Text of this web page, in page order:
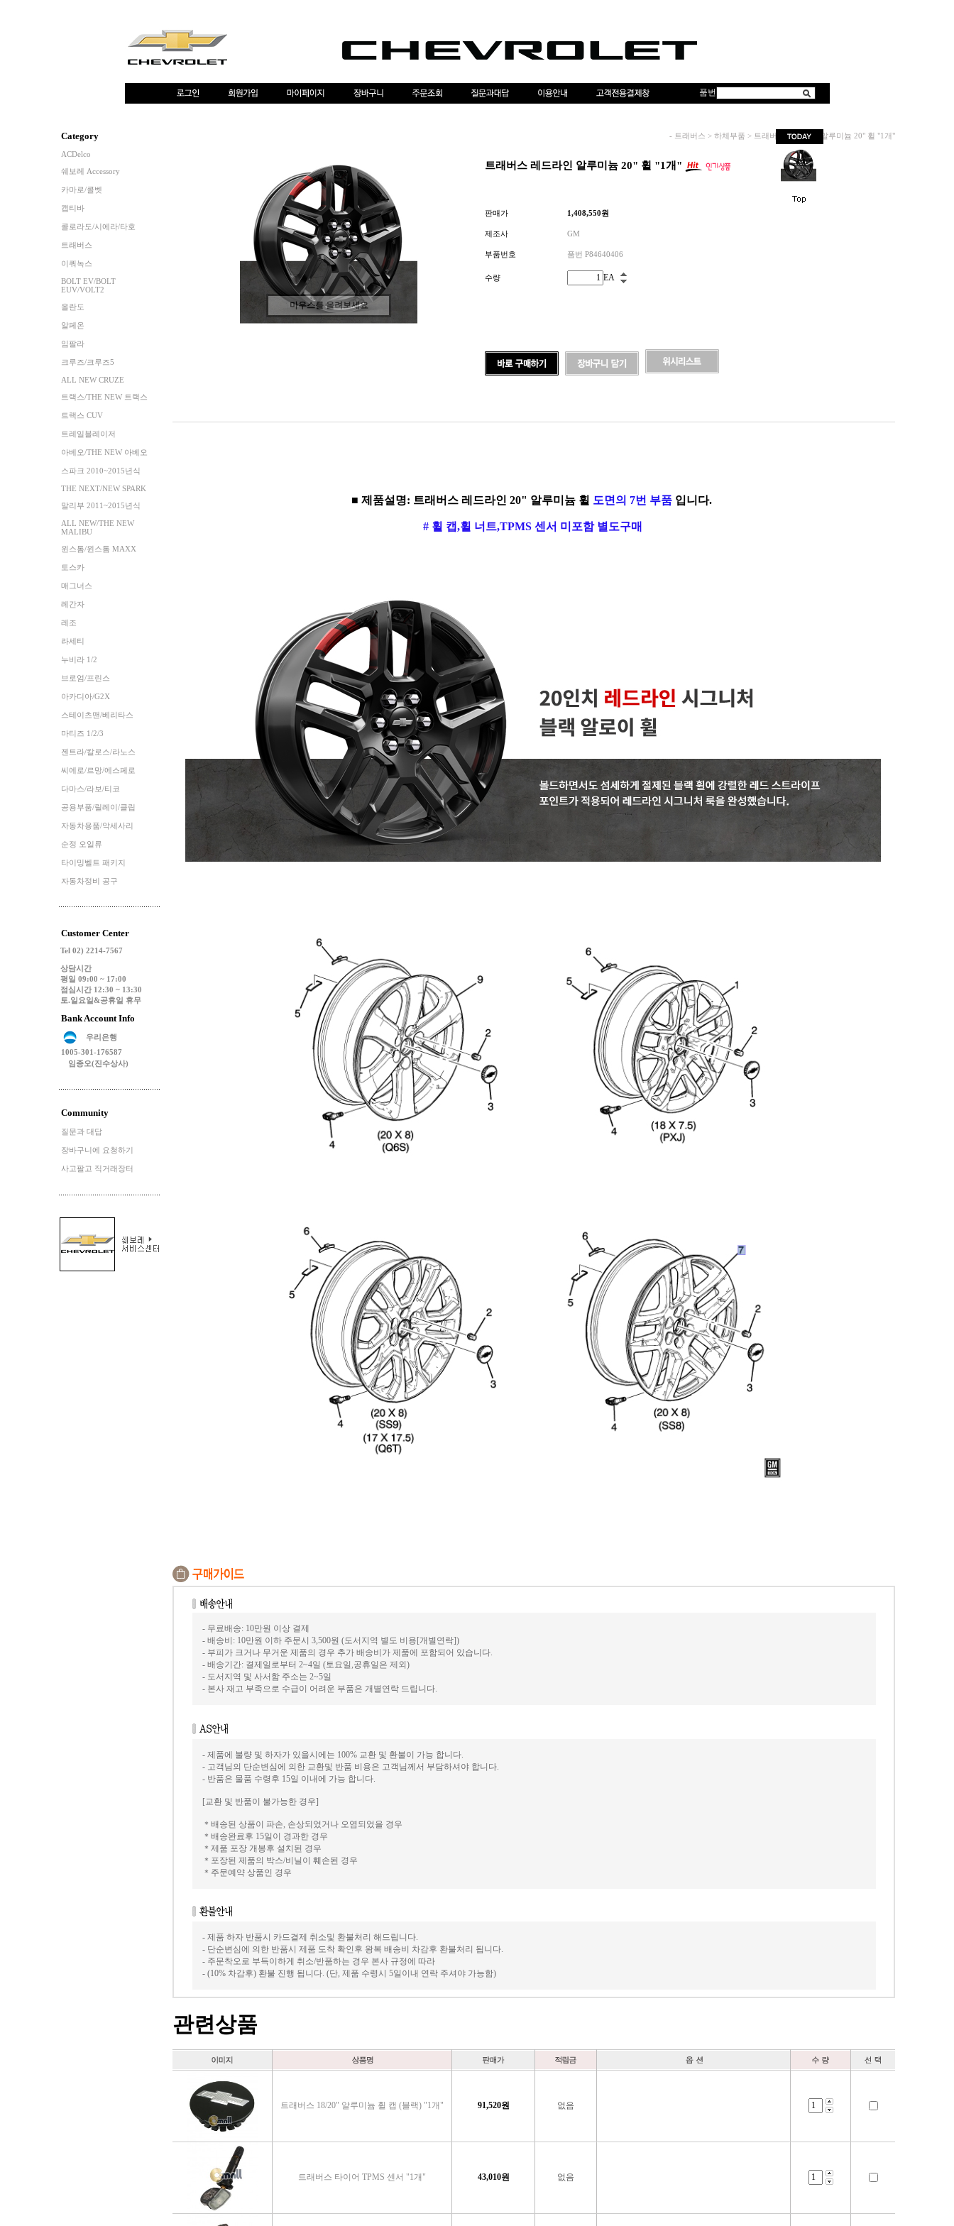
품번
Category
ACDelco
쉐보레 Accessory
카마로/콜벳
캡티바
콜로라도/시에라/타호
트래버스
이쿼녹스
BOLT EV/BOLT
EUV/VOLT2
올란도
알페온
임팔라
크루즈/크루즈5
ALL NEW CRUZE
트랙스/THE NEW 트랙스
트랙스 CUV
트레일블레이저
아베오/THE NEW 아베오
스파크 2010~2015년식
THE NEXT/NEW SPARK
말리부 2011~2015년식
ALL NEW/THE NEW
MALIBU
윈스톰/윈스톰 MAXX
토스카
매그너스
레간자
레조
라세티
누비라 1/2
브로엄/프린스
아카디아/G2X
스테이츠맨/베리타스
마티즈 1/2/3
젠트라/칼로스/라노스
씨에로/르망/에스페로
다마스/라보/티코
공용부품/릴레이/클립
자동차용품/악세사리
순정 오일류
타이밍벨트 패키지
자동차정비 공구
Customer Center
Tel 02) 2214-7567
상담시간
평일 09:00 ~ 17:00
점심시간 12:30 ~ 13:30
토.일요일&공휴일 휴무
Bank Account Info
우리은행
1005-301-176587
임종오(진수상사)
Community
질문과 대답
장바구니에 요청하기
사고팔고 직거래장터
- 트래버스 > 하체부품 > 트래버스 레드라인 알루미늄 20" 휠 "1개"
마우스를 올려보세요
트래버스 레드라인 알루미늄 20" 휠 "1개"
판매가 1,408,550원
제조사 GM
부품번호 품번 P84640406
수량 EA
■ 제품설명: 트래버스 레드라인 20" 알루미늄 휠 도면의 7번 부품입니다.
# 휠 캡,휠 너트,TPMS 센서 미포함 별도구매
- 무료배송: 10만원 이상 결제
- 배송비: 10만원 이하 주문시 3,500원 (도서지역 별도 비용[개별연락])
- 부피가 크거나 무거운 제품의 경우 추가 배송비가 제품에 포함되어 있습니다.
- 배송기간: 결제일로부터 2~4일 (토요일,공휴일은 제외)
- 도서지역 및 사서함 주소는 2~5일
- 본사 재고 부족으로 수급이 어려운 부품은 개별연락 드립니다.
- 제품에 불량 및 하자가 있을시에는 100% 교환 및 환불이 가능 합니다.
- 고객님의 단순변심에 의한 교환및 반품 비용은 고객님께서 부담하셔야 합니다.
- 반품은 물품 수령후 15일 이내에 가능 합니다.
[교환 및 반품이 불가능한 경우]
＊배송된 상품이 파손, 손상되었거나 오염되었을 경우
＊배송완료후 15일이 경과한 경우
＊제품 포장 개봉후 설치된 경우
＊포장된 제품의 박스/비닐이 훼손된 경우
＊주문예약 상품인 경우
- 제품 하자 반품시 카드결제 취소및 환불처리 해드립니다.
- 단순변심에 의한 반품시 제품 도착 확인후 왕복 배송비 차감후 환불처리 됩니다.
- 주문착오로 부득이하게 취소/반품하는 경우 본사 규정에 따라
- (10% 차감후) 환불 진행 됩니다. (단, 제품 수령시 5일이내 연락 주셔야 가능함)
관련상품
트래버스 18/20" 알루미늄 휠 캡 (블랙) "1개" 91,520원 없음
트래버스 타이어 TPMS 센서 "1개" 43,010원 없음